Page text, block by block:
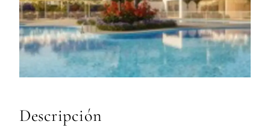
Descripción